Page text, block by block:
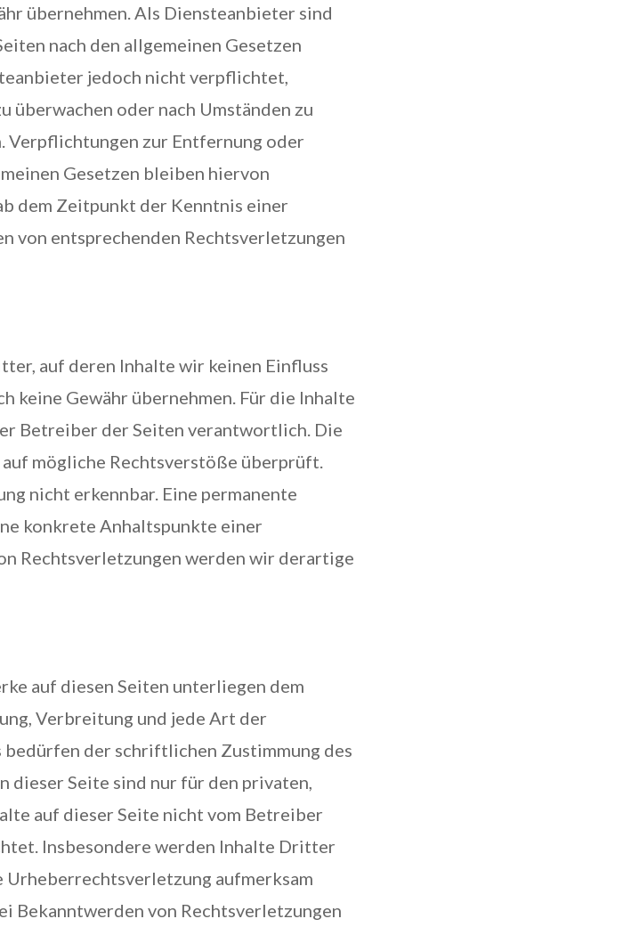
übernehmen. Als Diensteanbieter sind
nach den allgemeinen Gesetzen
jedoch nicht verpflichtet,
oder nach Umständen zu
Verpflichtungen zur Entfernung oder
Gesetzen bleiben hiervon
dem Zeitpunkt der Kenntnis einer
von entsprechenden Rechtsverletzungen
auf deren Inhalte wir keinen Einfluss
keine Gewähr übernehmen. Für die Inhalte
Betreiber der Seiten verantwortlich. Die
mögliche Rechtsverstöße überprüft.
nicht erkennbar. Eine permanente
konkrete Anhaltspunkte einer
Rechtsverletzungen werden wir derartige
auf diesen Seiten unterliegen dem
Verbreitung und jede Art der
der schriftlichen Zustimmung des
Seite sind nur für den privaten,
auf dieser Seite nicht vom Betreiber
Insbesondere werden Inhalte Dritter
Urheberrechtsverletzung aufmerksam
Bekanntwerden von Rechtsverletzungen